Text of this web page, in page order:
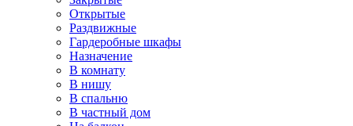
Открытые
Раздвижные
Гардеробные шкафы
Назначение
В комнату
В нишу
В спальню
В частный дом